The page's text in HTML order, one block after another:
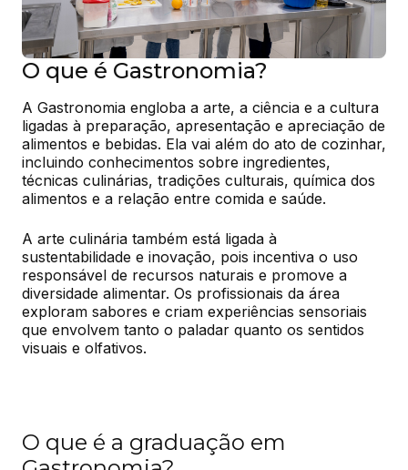
O que é Gastronomia?
A Gastronomia engloba a arte, a ciência e a cultura
ligadas à preparação, apresentação e apreciação de
alimentos e bebidas. Ela vai além do ato de cozinhar,
incluindo conhecimentos sobre ingredientes,
técnicas culinárias, tradições culturais, química dos
alimentos e a relação entre comida e saúde.
A arte culinária também está ligada à
sustentabilidade e inovação, pois incentiva o uso
responsável de recursos naturais e promove a
diversidade alimentar. Os profissionais da área
exploram sabores e criam experiências sensoriais
que envolvem tanto o paladar quanto os sentidos
visuais e olfativos.
O que é a graduação em